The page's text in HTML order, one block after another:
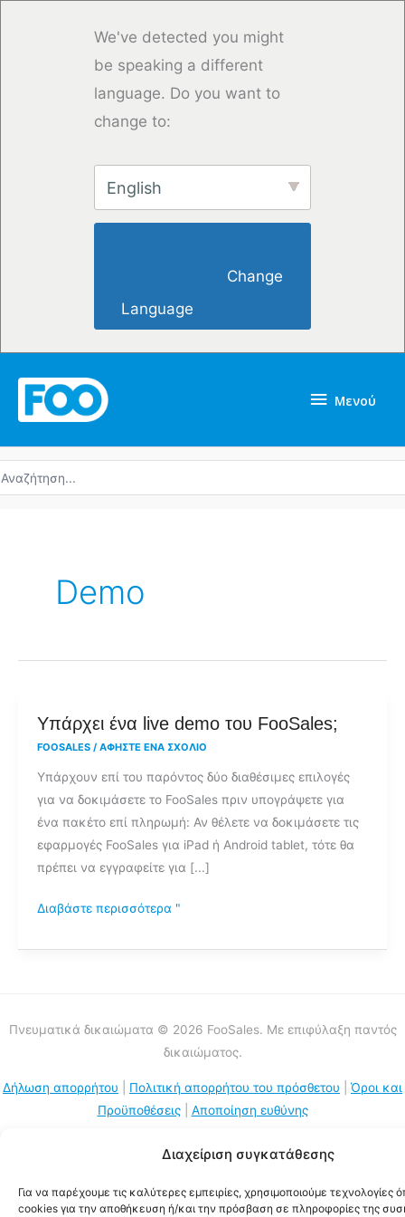
Διαχείριση συγκατάθεσης
Για να παρέχουμε τις καλύτερες εμπειρίες, χρησιμοποιούμε τεχνολογίες
cookies για την αποθήκευση ή/και την πρόσβαση σε πληροφορίες της
We've detected you might
be speaking a different
language. Do you want to
change to:
English
Language
Μενού
Demo
Υπάρχει ένα live demo του FooSales;
FOOSALES / ΑΦΉΣΤΕ ΈΝΑ ΣΧΌΛΙΟ
Υπάρχουν επί του παρόντος δύο διαθέσιμες επιλογές
για να δοκιμάσετε το FooSales πριν υπογράψετε για
ένα πακέτο επί πληρωμή: Αν θέλετε να δοκιμάσετε τις
εφαρμογές FooSales για iPad ή Android tablet, τότε θα
πρέπει να εγγραφείτε για [...]
Υπάρχει
ένα
demo
του
Διαβάστε περισσότερα "
Πνευματικά δικαιώματα © 2026 FooSales. Με επιφύλαξη παντός
δικαιώματος.
Δήλωση απορρήτου Πολιτική απορρήτου του πρόσθετου
Όροι και
Προϋποθέσεις| Αποποίηση ευθύνης